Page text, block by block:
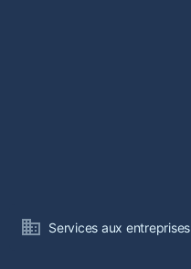
Services aux entreprises